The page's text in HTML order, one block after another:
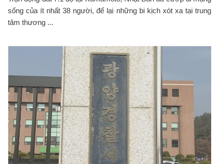
sống của ít nhất 38 người, để lại những bi kịch xót xa tại trung
tâm thương ...